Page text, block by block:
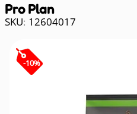
Pro Plan
: 12604017
-10%